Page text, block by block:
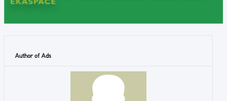
Author of Ads